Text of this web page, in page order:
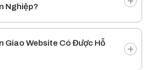
Nghiệp?
Giao Website Có Được Hỗ